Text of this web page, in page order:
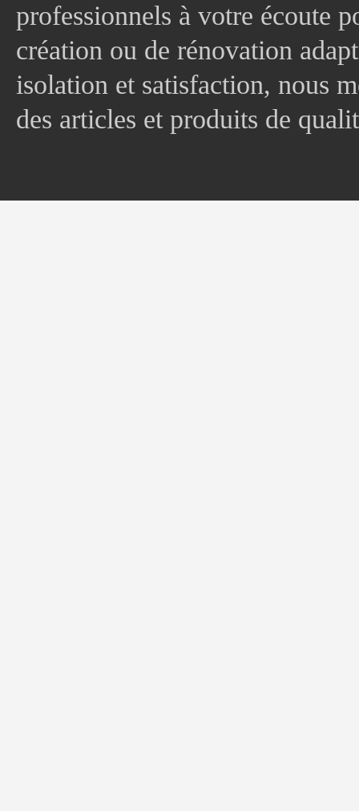
professionnels à votre écoute
création ou de rénovation
isolation et satisfaction, nous
des articles et produits de